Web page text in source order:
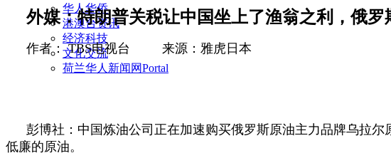
华人华侨
港澳台资讯
经济科技
文化交流
荷兰华人新闻网Portal
外媒：特朗普关税让中国坐上了渔翁之利，俄罗
作者：TBS电视台 来源：雅虎日本
彭博社：中国炼油公司正在加速购买俄罗斯原油主力品牌乌拉
低廉的原油。